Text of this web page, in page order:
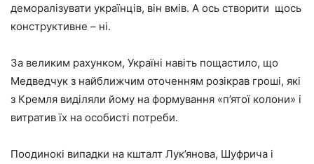
деморалізувати українців, він вмів. А ось створити щось
конструктивне – ні.
За великим рахунком, Україні навіть пощастило, що
Медведчук з найближчим оточенням розікрав гроші, які
з Кремля виділяли йому на формування «п’ятої колони» і
витратив їх на особисті потреби.
Поодинокі випадки на кшталт Лук’янова, Шуфрича і